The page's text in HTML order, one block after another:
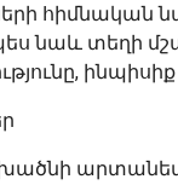
հիմնական
նաև տեղի
ինպիսիք